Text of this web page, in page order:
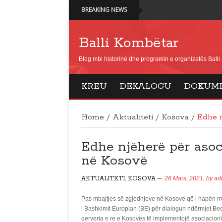
BREAKING NEWS
Balli Kombëtar
Blog mbi historinë dhe programin e organizatës
KREU DEKALOGU
Home / Aktualiteti / Kosova / Edhe
Edhe njëherë për
në Kosovë
AKTUALITETI, KOSOVA 26 Mars, 2021, by
Pas mbajtjes së zgjedhjeve në Kosovë që i hapën
i Bashkimit Europian (BE) për dialogun ndërmjet
qerveria e re e Kosovës të implementojë